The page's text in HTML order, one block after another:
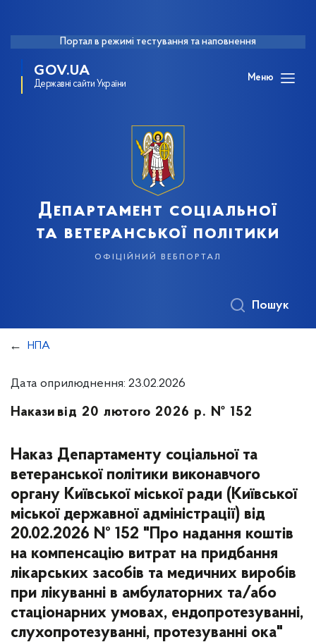
Портал в режимі тестування та наповнення
GOV.UA
Державні сайти України
Меню
Департамент соціальної
та ветеранської політики
офіційний вебпортал
Пошук
НПА
Дата оприлюднення: 23.02.2026
Накази від 20 лютого 2026 р. № 152
Наказ Департаменту соціальної та
ветеранської політики виконавчого
органу Київської міської ради (Київської
міської державної адміністрації) від
20.02.2026 № 152 "Про надання коштів
на компенсацію витрат на придбання
лікарських засобів та медичних виробів
при лікуванні в амбулаторних та/або
стаціонарних умовах, ендопротезуванні,
слухопротезуванні, протезуванні ока"